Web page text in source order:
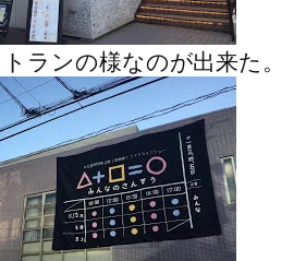
ランの様なのが出来た。